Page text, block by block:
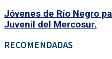
Jóvenes de Río Negro
Juvenil del Mercosur.
RECOMENDADAS